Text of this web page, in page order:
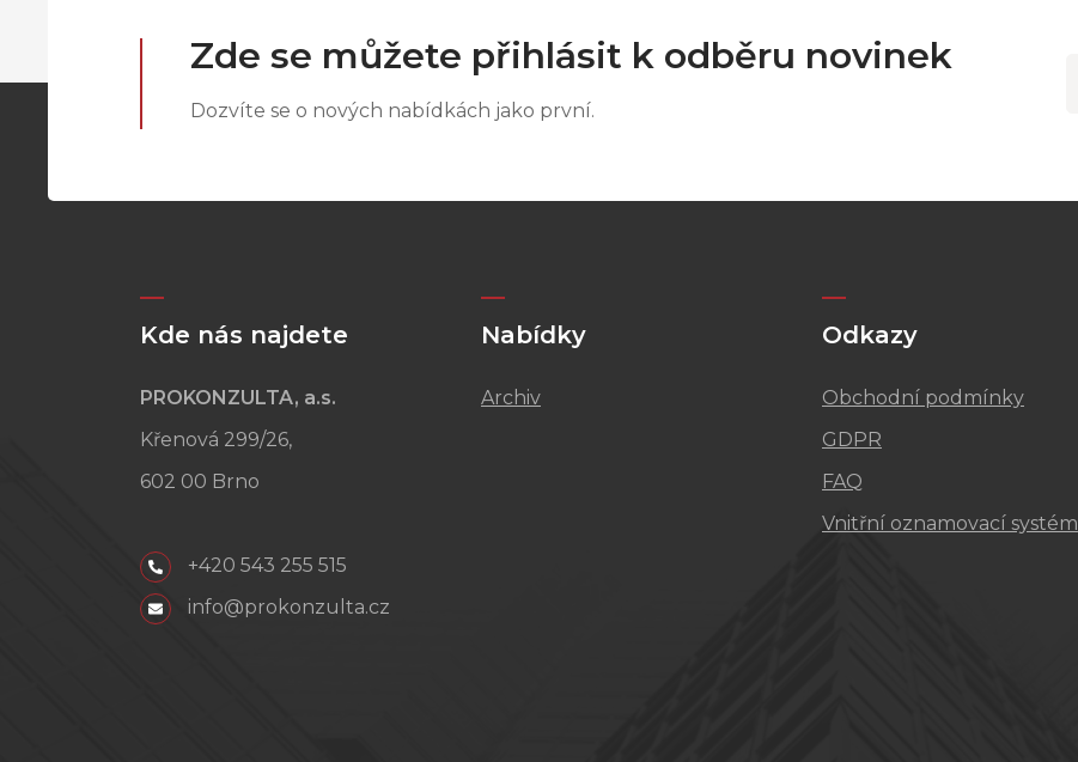
Zde se můžete přihlásit k odběru novinek
Dozvíte se o nových nabídkách jako první.
Kde nás najdete
PROKONZULTA, a.s.
Křenová 299/26,
602 00 Brno
+420 543 255 515
info@prokonzulta.cz
Nabídky
Archiv
Odkazy
Obchodní podmínky
GDPR
FAQ
Vnitřní oznamovací systém